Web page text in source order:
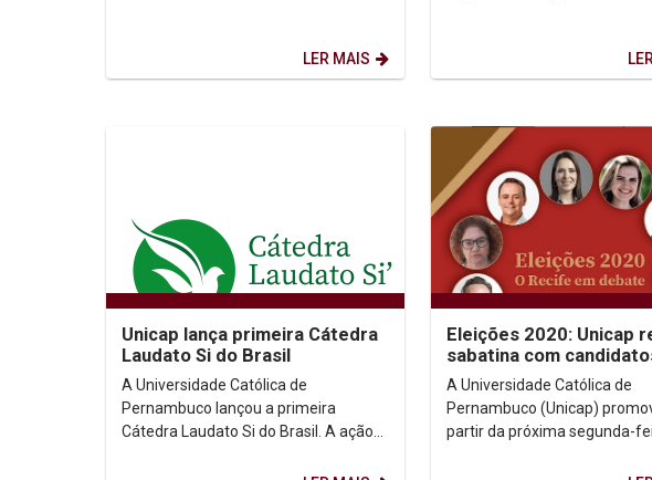
LER MAIS
Unicap lança primeira Cátedra
Laudato Si do Brasil
A Universidade Católica de
Pernambuco lançou a primeira
Cátedra Laudato Si do Brasil. A ação
Eleições 2020: Unicap
sabatina com
Prefeitura do Recife
A Universidade Católica de
Pernambuco (Unicap)
partir da próxima segunda-